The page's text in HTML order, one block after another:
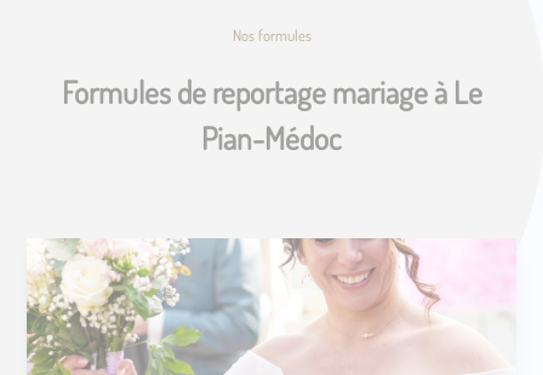
Nos formules
Formules de reportage mariage à Le
Pian-Médoc